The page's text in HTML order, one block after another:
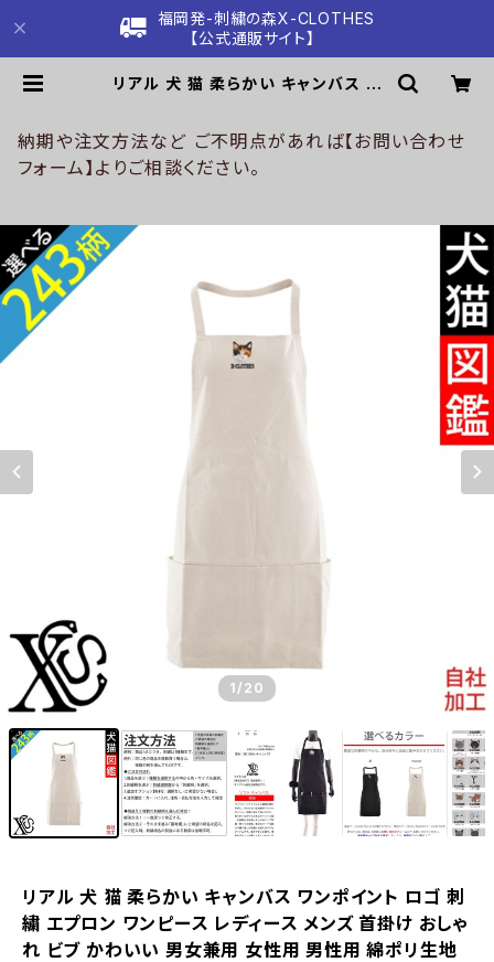
福岡発-刺繍の森X-CLOTHES
【公式通販サイト】
リアル 犬 猫 柔らかい キャンバス ワ
れ ビブ かわいい 男女兼用 女性用 男
性用 綿ポリ生地 グッズ 柄 柴犬 チワ
ワ シーズー シュナウザー パグ X-CL
式通販サイト】
納期や注文方法など ご不明点があれば【お問い合わせ
フォーム】よりご相談ください。
1 /20
リアル 犬 猫 柔らかい キャンバス ワンポイント ロゴ 刺
繍 エプロン ワンピース レディース メンズ 首掛け おしゃ
れ ビブ かわいい 男女兼用 女性用 男性用 綿ポリ生地